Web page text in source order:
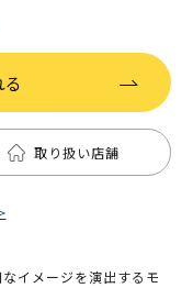
取り扱い店舗
イメージを演出するモ